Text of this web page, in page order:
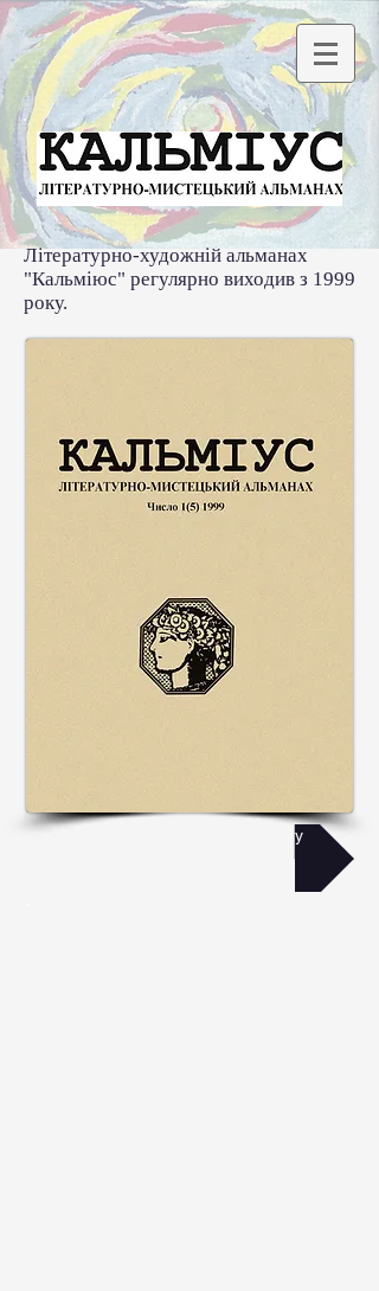
Літературно-художній альманах
"Кальміюс" регулярно виходив з 1999
року.
Перехід до архіву альманаху